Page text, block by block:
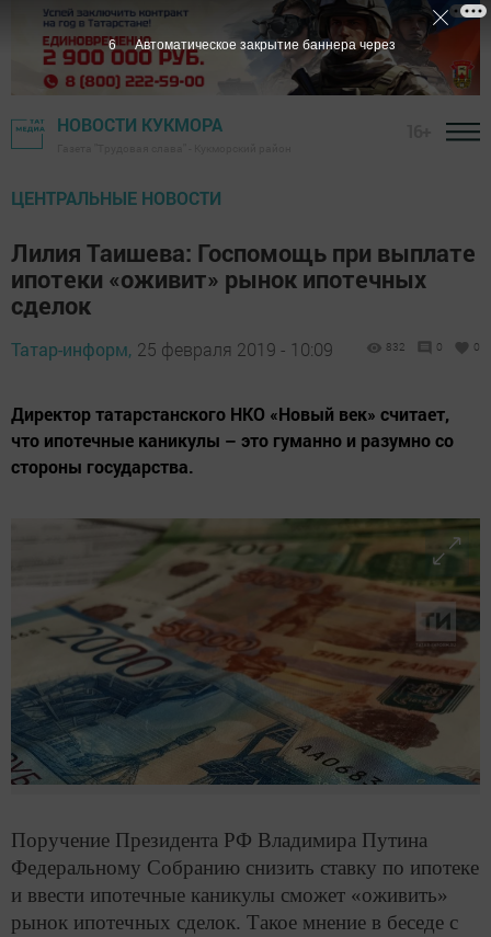
НОВОСТИ КУКМОРА
ЦЕНТРАЛЬНЫЕ НОВОСТИ
Лилия Таишева: Госпомощь при выплате
ипотеки «оживит» рынок ипотечных
сделок
Татар-информ, 25 февраля 2019 - 10:09 832 0 0
Директор татарстанского НКО «Новый век» считает,
что ипотечные каникулы – это гуманно и разумно со
стороны государства.
Поручение Президента РФ Владимира Путина
Федеральному Собранию снизить ставку по ипотеке
и ввести ипотечные каникулы сможет «оживить»
рынок ипотечных сделок. Такое мнение в беседе с
4 Автоматическое закрытие баннера через